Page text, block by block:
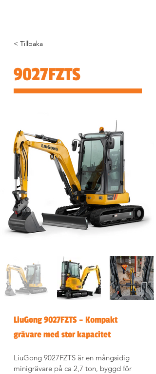
< Tillbaka
9027FZTS
LiuGong 9027FZTS – Kompakt
grävare med stor kapacitet
LiuGong 9027FZTS är en mångsidig
minigrävare på ca 2,7 ton, byggd för